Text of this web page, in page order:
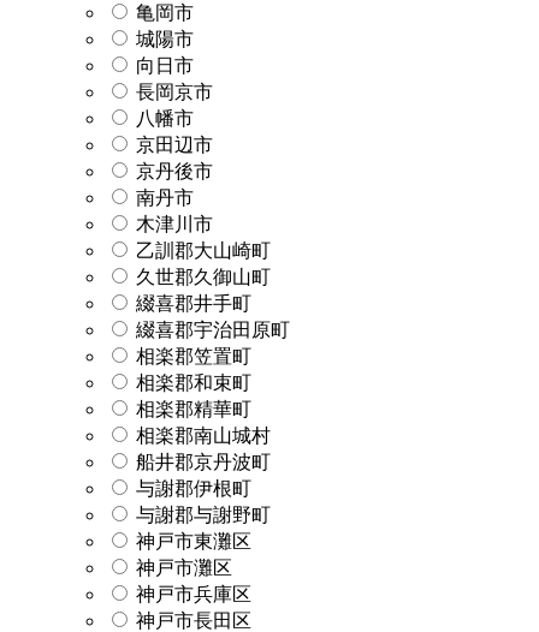
亀岡市
城陽市
向日市
長岡京市
八幡市
京田辺市
京丹後市
南丹市
木津川市
乙訓郡大山崎町
久世郡久御山町
綴喜郡井手町
綴喜郡宇治田原町
相楽郡笠置町
相楽郡和束町
相楽郡精華町
相楽郡南山城村
船井郡京丹波町
与謝郡伊根町
与謝郡与謝野町
神戸市東灘区
神戸市灘区
神戸市兵庫区
神戸市長田区